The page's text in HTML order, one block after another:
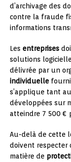
d’archivage des
contre la fraude
informations
Les entreprises
solutions
délivrée par un
individuelle
s’applique tant
développées sur
atteindre 7 500 €
Au-delà de cette
doivent respecter
matière de